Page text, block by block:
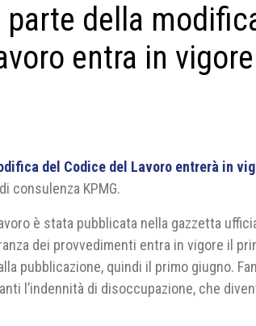
della
entra in
del Codice del Lavoro entrerà in
consulenza KPMG.
è stata pubblicata nella gazzetta
dei provvedimenti entra in vigore il
pubblicazione, quindi il primo giugno.
l’indennità di disoccupazione, che